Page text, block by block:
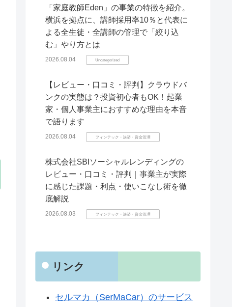
「家庭教師Eden」の事業の特徴を紹介。
横浜を拠点に、講師採用率10％と代表に
よる全生徒・全講師の管理で「絞り込
む」やり方とは
2026.08.04 Uncategorized
【レビュー・口コミ・評判】クラウドバ
ンクの実態は？投資初心者もOK！起業
家・個人事業主におすすめな理由を本音
で語ります
2026.08.04 フィンテック・決済・資金管理
株式会社SBIソーシャルレンディングの
レビュー・口コミ・評判｜事業主が実際
に感じた課題・利点・使いこなし術を徹
底解説
2026.08.03 フィンテック・決済・資金管理
リンク
セルマカ（SerMaCar）のサービス